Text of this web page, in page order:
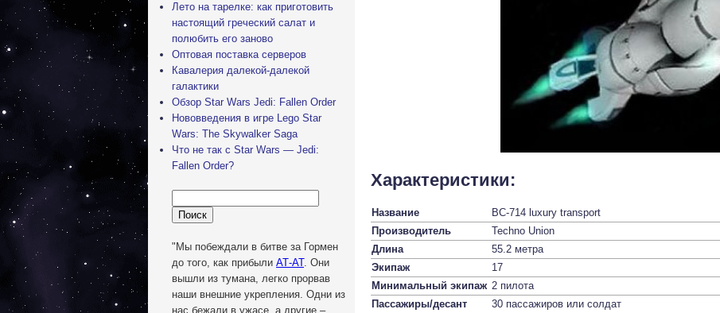
Лето на тарелке: как приготовить
настоящий греческий салат и
полюбить его заново
Оптовая поставка серверов
Кавалерия далекой-далекой
галактики
Обзор Star Wars Jedi: Fallen Order
Нововведения в игре Lego Star
Wars: The Skywalker Saga
Что не так с Star Wars — Jedi:
Fallen Order?
"Мы побеждали в битве за Гормен
до того, как прибыли АТ-АТ. Они
вышли из тумана, легко прорвав
наши внешние укрепления. Одни из
нас бежали в ужасе, а другие –
Характеристики:
Название
BC-714 luxury transport
Производитель
Techno Union
Длина
55.2 метра
Экипаж
17
Минимальный экипаж 2 пилота
Пассажиры/десант
30 пассажиров или солдат